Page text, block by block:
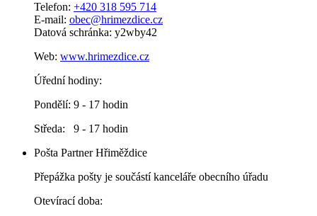
Telefon: +420 318 595 714
E-mail: obec@hrimezdice.cz
Datová schránka: y2wby42
Web: www.hrimezdice.cz
Úřední hodiny:
Pondělí: 9 - 17 hodin
Středa: 9 - 17 hodin
Pošta Partner Hřiměždice
Přepážka pošty je součástí kanceláře obecního úřadu
Otevírací doba: